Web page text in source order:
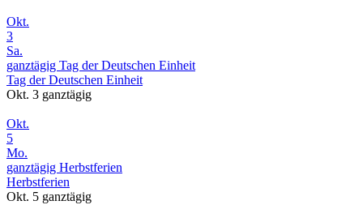
Okt.
3
Sa.
ganztägig Tag der Deutschen Einheit
Tag der Deutschen Einheit
Okt. 3 ganztägig
Okt.
5
Mo.
ganztägig Herbstferien
Herbstferien
Okt. 5 ganztägig